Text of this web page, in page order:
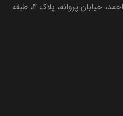
تهران، بزرگراه جلال آل احمد، خیابان پروانه، پلاک 4، طبقه